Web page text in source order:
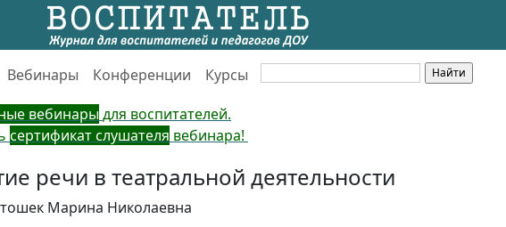
Вебинары Конференции Курсы
вебинарыдля воспитателей.
сертификат слушателя вебинара!
речи в театральной деятельности
Марина Николаевна